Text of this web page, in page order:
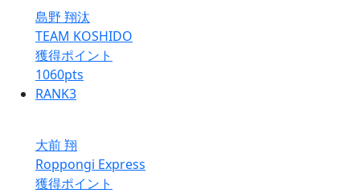
島野 翔汰
TEAM KOSHIDO
獲得ポイント
1060pts
RANK3
大前 翔
Roppongi Express
獲得ポイント